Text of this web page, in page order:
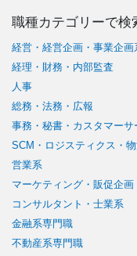
職種カテゴリーで検
経営・経営企画・事業企画
経理・財務・内部監査
人事
総務・法務・広報
事務・秘書・カスタマーサ
SCM・ロジスティクス・
営業系
マーケティング・販促企
コンサルタント・士業系
金融系専門職
不動産系専門職